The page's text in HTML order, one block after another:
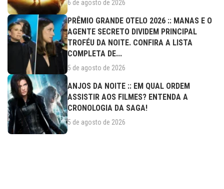
6 de agosto de 2026
PRÊMIO GRANDE OTELO 2026 :: MANAS E O
AGENTE SECRETO DIVIDEM PRINCIPAL
TROFÉU DA NOITE. CONFIRA A LISTA
COMPLETA DE...
5 de agosto de 2026
ANJOS DA NOITE :: EM QUAL ORDEM
ASSISTIR AOS FILMES? ENTENDA A
CRONOLOGIA DA SAGA!
5 de agosto de 2026